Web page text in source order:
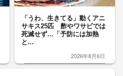
「うわ、生きてる」動くアニ
サキス25匹 酢やワサビでは
死滅せず…「予防には加熱
と...
2026年8月6日